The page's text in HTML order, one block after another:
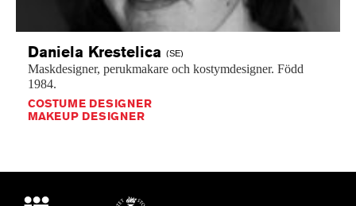
Daniela Krestelica (SE)
Maskdesigner, perukmakare och kostymdesigner. Född
1984.
COSTUME DESIGNER
MAKEUP DESIGNER